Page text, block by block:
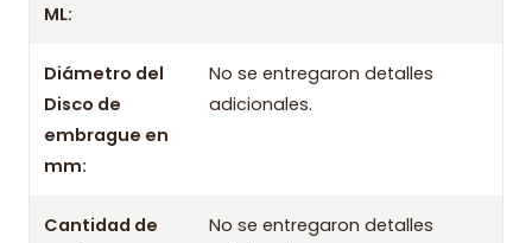
ML:
Diámetro del
Disco de
embrague en
mm:
No se entregaron detalles
adicionales.
Cantidad de
No se entregaron detalles